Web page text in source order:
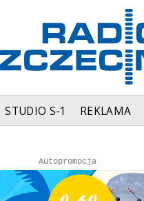
STUDIO S-1 REKLAMA
Autopromocja
Autopromocja
Reklama